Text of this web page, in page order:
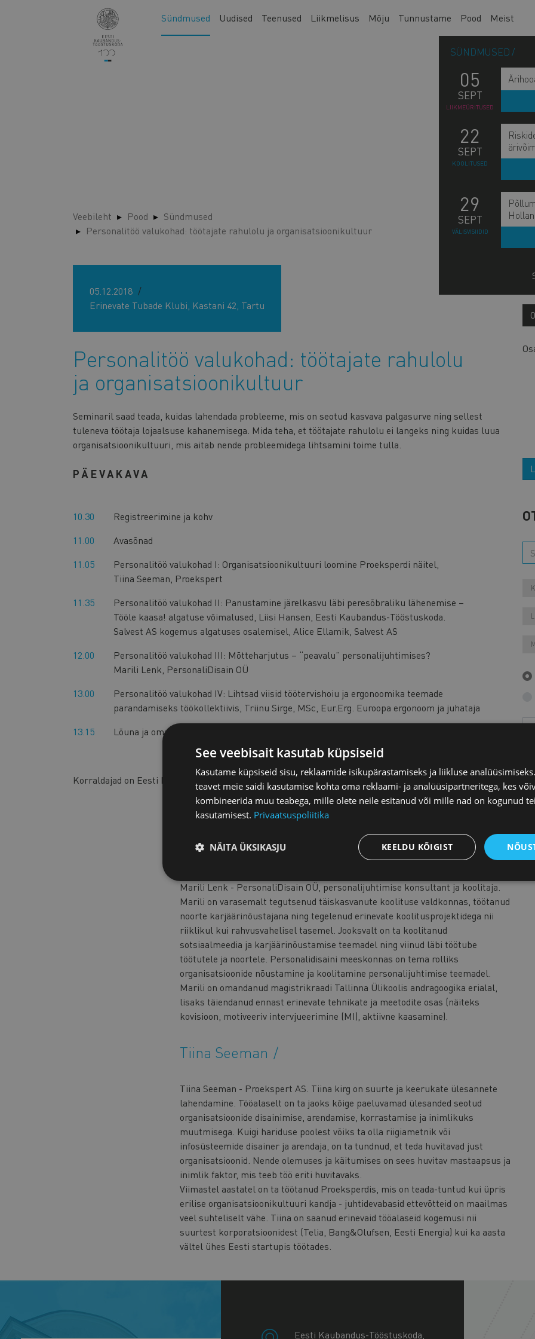
Main
navigation
Sündmused Uudised Teenused Liikmelisus Mõju Tunnustame Pood Meist
SÜNDMUSED
05
SEPT
LIIKMEÜRITUSED
22
SEPT
KOOLITUSED
29
SEPT
VÄLISVISIIDID
Veebileht Pood
Sündmused
Personalitöö valukohad: töötajate rahulolu ja organisatsioonikultuur
05.12.2018
Erinevate Tubade Klubi, Kastani 42, Tartu
Personalitöö valukohad: töötajate rahulolu
ja organisatsioonikultuur
Seminaril saad teada, kuidas lahendada probleeme, mis on seotud kasvava palgasurve ning sellest
tuleneva töötaja lojaalsuse kahanemisega. Mida teha, et töötajate rahulolu ei langeks ning kuidas luua
organisatsioonikultuuri, mis aitab nende probleemidega lihtsamini toime tulla.
PÄEVAKAVA
10.30
Registreerimine ja kohv
11.00
Avasõnad
11.05
Personalitöö valukohad I: Organisatsioonikultuuri loomine Proeksperdi näitel,
Tiina Seeman, Proekspert
11.35
Personalitöö valukohad II: Panustamine järelkasvu läbi peresõbraliku lähenemise –
Tööle kaasa! algatuse võimalused, Liisi Hansen, Eesti Kaubandus-Tööstuskoda.
Salvest AS kogemus algatuses osalemisel, Alice Ellamik, Salvest AS
12.00
Personalitöö valukohad III: Mõtteharjutus – “peavalu” personalijuhtimises?
Marili Lenk, PersonaliDisain OÜ
13.00
Personalitöö valukohad IV: Lihtsad viisid töötervishoiu ja ergonoomika teemade
parandamiseks töökollektiivis, Triinu Sirge, MSc, Eur.Erg. Euroopa ergonoom ja juhataja
13.15
Lõuna ja omavaheline suhtlus
Korraldajad on Eesti Kaubandus-Tööstuskoda, Tartu Linnavalitsus ja Erinevate Tubade Klubi.
Marili Lenk
Marili Lenk - PersonaliDisain OÜ, personalijuhtimise konsultant ja koolitaja.
Marili on varasemalt tegutsenud täiskasvanute koolituse valdkonnas, töötanud
noorte karjäärinõustajana ning tegelenud erinevate koolitusprojektidega nii
riiklikul kui rahvusvahelisel tasemel. Jooksvalt on ta koolitanud
sotsiaalmeedia ja karjäärinõustamise teemadel ning viinud läbi töötube
töötutele ja noortele. Personalidisaini meeskonnas on tema rolliks
organisatsioonide nõustamine ja koolitamine personalijuhtimise teemadel.
Marili on omandanud magistrikraadi Tallinna Ülikoolis andragoogika erialal,
lisaks täiendanud ennast erinevate tehnikate ja meetodite osas (näiteks
kovisioon, motiveeriv intervjueerimine (MI), aktiivne kaasamine).
Tiina Seeman
Tiina Seeman - Proekspert AS. Tiina kirg on suurte ja keerukate ülesannete
lahendamine. Tööalaselt on ta jaoks kõige paeluvamad ülesanded seotud
organisatsioonide disainimise, arendamise, korrastamise ja inimlikuks
muutmisega. Kuigi hariduse poolest võiks ta olla riigiametnik või
infosüsteemide disainer ja arendaja, on ta tundnud, et teda huvitavad just
organisatsioonid. Nende olemuses ja käitumises on sees huvitav mastaapsus ja
inimlik faktor, mis teeb töö eriti huvitavaks.
Viimastel aastatel on ta töötanud Proeksperdis, mis on teada-tuntud kui üpris
erilise organisatsioonikultuuri kandja - juhtidevabasid ettevõtteid on maailmas
veel suhteliselt vähe. Tiina on saanud erinevaid tööalaseid kogemusi nii
suurtest korporatsioonidest (Telia, Bang&Olufsen, Eesti Energia) kui ka aasta
vältel ühes Eesti startupis töötades.
Eesti Kaubandus-Tööstuskoda,
See veebisait kasutab küpsiseid
Kasutame küpsiseid sisu, reklaamide isikupärastamiseks ja liikluse
teavet meie saidi kasutamise kohta oma reklaami- ja analüüsipartneritega, kes
kombineerida muu teabega, mille olete neile esitanud või mille nad on kogunud
kasutamisest. Privaatsuspoliitika
KEELDU KÕIGIST
NÄITA ÜKSIKASJU